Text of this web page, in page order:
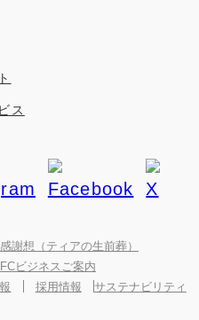
ス
感謝想（ティアの生前葬）
FCビジネスご案内
採用情報 サステナビリティ